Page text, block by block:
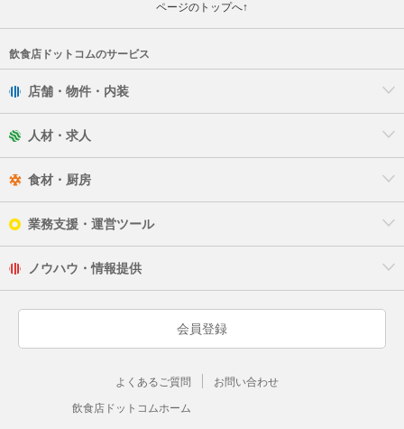
ページのトップへ↑
飲食店ドットコムのサービス
店舗・物件・内装
人材・求人
食材・厨房
業務支援・運営ツール
ノウハウ・情報提供
会員登録
よくあるご質問 お問い合わせ
飲食店ドットコムホーム